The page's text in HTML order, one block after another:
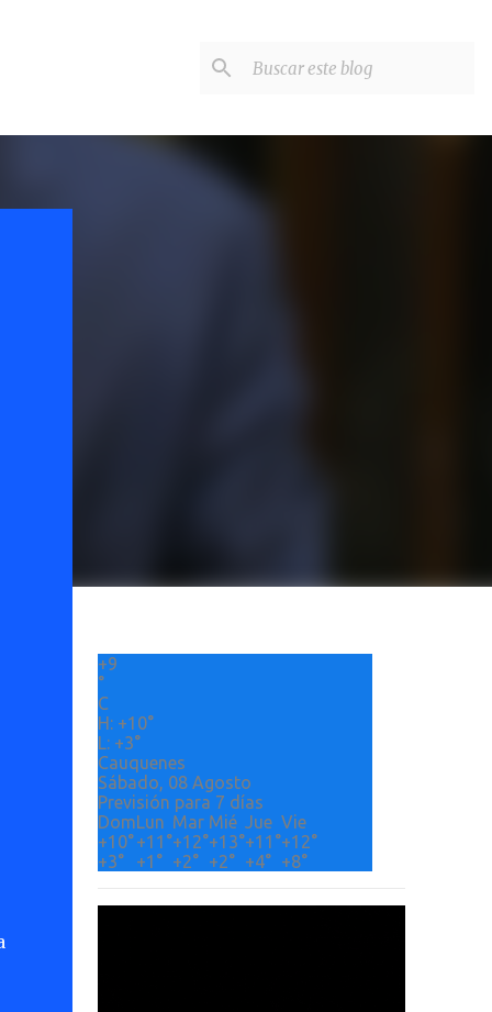
+9
°
C
H: +10°
L: +3°
Cauquenes
Sábado, 08 Agosto
Previsión para 7 días
DomLun Mar Mié Jue Vie
+10°+11°+12°+13°+11°+12°
+3° +1° +2° +2° +4° +8°